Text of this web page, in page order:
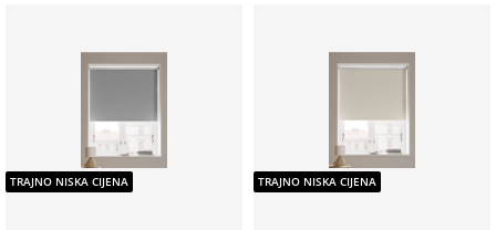
TRAJNO NISKA CIJENA TRAJNO NISKA CIJENA